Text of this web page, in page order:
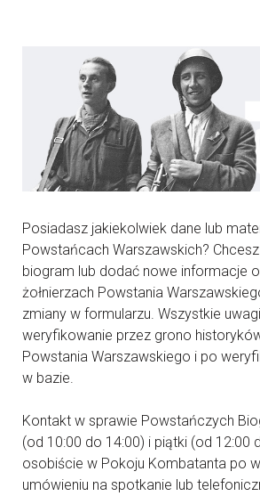
Posiadasz jakiekolwiek dane lub
Powstańcach Warszawskich?
biogram lub dodać nowe informacje
żołnierzach Powstania
zmiany w formularzu. Wszystkie
weryfikowanie przez grono
Powstania Warszawskiego i po
w bazie.
Kontakt w sprawie Powstańczych
(od 10:00 do 14:00) i piątki (od 12:00
osobiście w Pokoju Kombatanta po
umówieniu na spotkanie lub